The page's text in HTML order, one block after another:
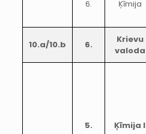
6. Ķīmija
10.a/10.b 6.
Krievu
valoda
5. Ķīmija I